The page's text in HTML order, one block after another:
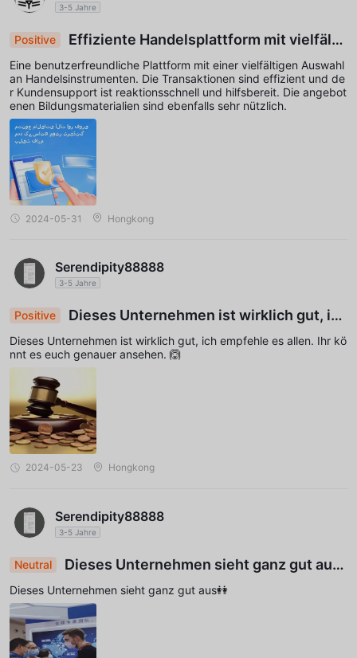
3-5 Jahre
Positive
Effiziente Handelsplattform mit vielfälti
gen Instrumenten und reaktionsschneller Unters
tützung
Eine benutzerfreundliche Plattform mit einer vielfältigen Auswahl
an Handelsinstrumenten. Die Transaktionen sind effizient und de
r Kundensupport ist reaktionsschnell und hilfsbereit. Die angebot
enen Bildungsmaterialien sind ebenfalls sehr nützlich.
2024-05-31 Hongkong
Serendipity88888
3-5 Jahre
Positive
Dieses Unternehmen ist wirklich gut, ich
empfehle es allen. Ihr könnt es euch genauer ans
ehen.
Dieses Unternehmen ist wirklich gut, ich empfehle es allen. Ihr kö
nnt es euch genauer ansehen. 🙆
2024-05-23 Hongkong
Serendipity88888
3-5 Jahre
Neutral
Dieses Unternehmen sieht ganz gut aus
👭
Dieses Unternehmen sieht ganz gut aus👭